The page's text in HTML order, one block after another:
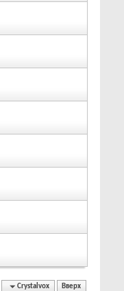
Crystalvox Вверх